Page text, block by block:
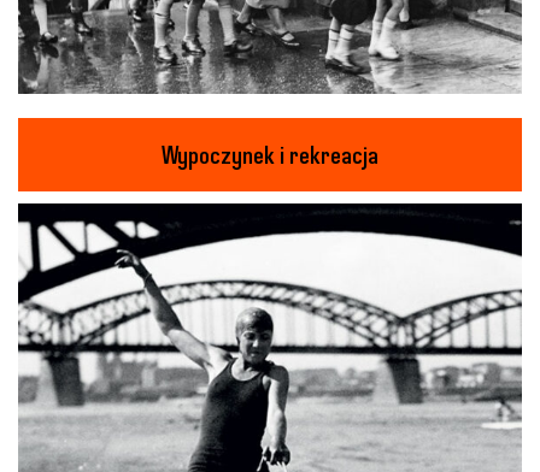
Wypoczynek i rekreacja